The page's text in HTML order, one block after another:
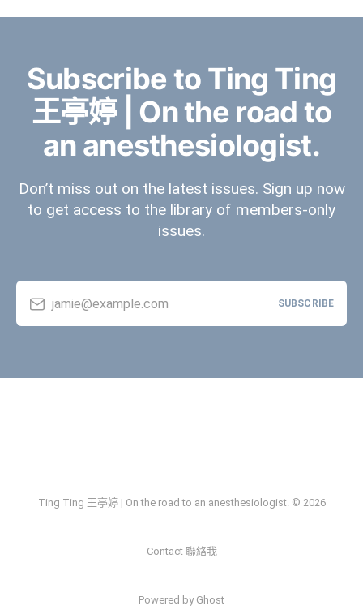
Subscribe to Ting Ting
王亭婷 | On the road to
an anesthesiologist.
Don’t miss out on the latest issues. Sign up now
to get access to the library of members-only
issues.
jamie@example.com SUBSCRIBE
Ting Ting 王亭婷 | On the road to an anesthesiologist. © 2026
Contact 聯絡我
Powered by Ghost